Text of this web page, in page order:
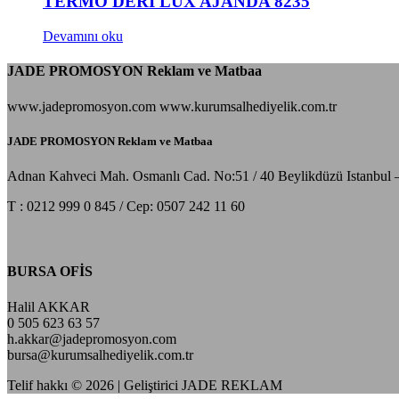
Devamını oku
JADE PROMOSYON Reklam ve Matbaa
www.jadepromosyon.com www.kurumsalhediyelik.com.tr
JADE PROMOSYON Reklam ve Matbaa
Adnan Kahveci Mah. Osmanlı Cad. No:51 / 40 Beylikdüzü Istanbul
T : 0212 999 0 845 / Cep: 0507 242 11 60
BURSA OFİS
Halil AKKAR
0 505 623 63 57
h.akkar@jadepromosyon.com
bursa@kurumsalhediyelik.com.tr
Telif hakkı © 2026 | Geliştirici JADE REKLAM